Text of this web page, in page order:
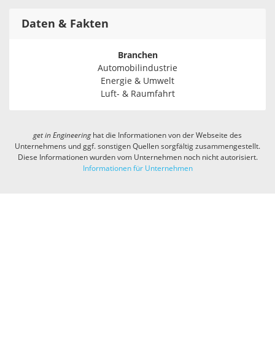
Daten & Fakten
Branchen
Automobilindustrie
Energie & Umwelt
Luft- & Raumfahrt
get in Engineeringhat die Informationen von der Webseite des
Unternehmens und ggf. sonstigen Quellen sorgfältig zusammengestellt.
Diese Informationen wurden vom Unternehmen noch nicht autorisiert.
Informationen für Unternehmen